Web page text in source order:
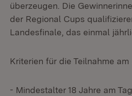
überzeugen. Die
der Regional Cups
Landesfinale, das einmal
Kriterien für die Teilnahme
- Mindestalter 18 Jahre am